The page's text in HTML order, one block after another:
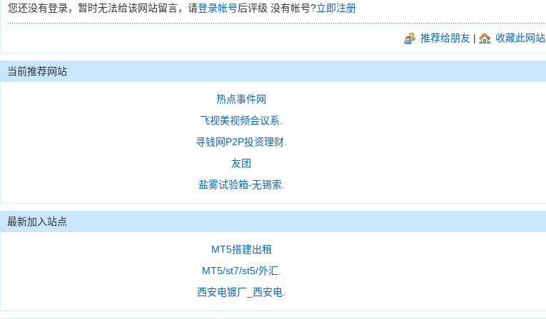
您还没有登录，暂时无法给该网站留言，请登录帐号后评级 没有帐号?立即注册
推荐给朋友 | 收藏此网站
当前推荐网站
热点事件网
飞视美视频会议系.
寻钱网P2P投资理财.
友团
盐雾试验箱-无锡索.
最新加入站点
MT5搭建出租
MT5/st7/st5/外汇.
西安电镀厂_西安电.